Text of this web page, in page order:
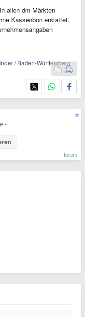
allen dm-Märkten
Kassenbon erstattet.
/ Baden-Württemberg
-
forum